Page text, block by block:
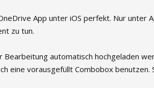
App unter iOS perfekt. Nur unter
zu tun.
automatisch hochgeladen
eine vorausgefüllt Combobox benutzen.